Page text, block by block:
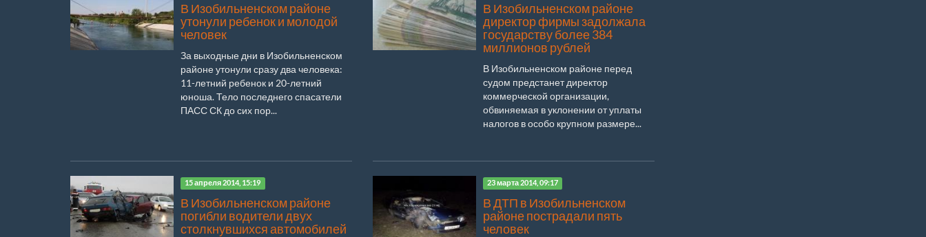
В Изобильненском районе
утонули ребенок и молодой
человек
За выходные дни в Изобильненском
районе утонули сразу два человека:
11-летний ребенок и 20-летний
юноша. Тело последнего спасатели
ПАСС СК до сих пор...
В Изобильненском районе
директор фирмы задолжала
государству более 384
миллионов рублей
В Изобильненском районе перед
судом предстанет директор
коммерческой организации,
обвиняемая в уклонении от уплаты
налогов в особо крупном размере...
15 апреля 2014, 15:19
В Изобильненском районе
погибли водители двух
столкнувшихся автомобилей
23 марта 2014, 09:17
В ДТП в Изобильненском
районе пострадали пять
человек